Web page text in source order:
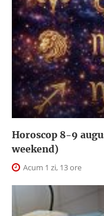
Horoscop 8-9
weekend)
Acum 1 zi, 13 ore